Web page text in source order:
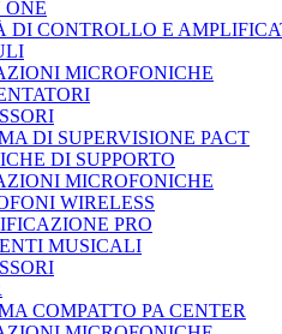
DI CONTROLLO E
MICROFONICHE
DI SUPERVISIONE PACT
DI SUPPORTO
MICROFONICHE
WIRELESS
PRO
MUSICALI
COMPATTO PA CENTER